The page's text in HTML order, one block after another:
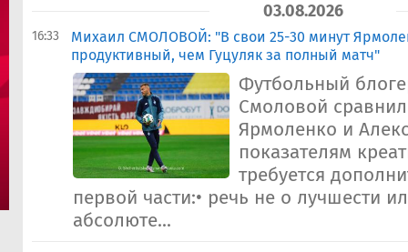
03.08.2026
16:33
Михаил СМОЛОВОЙ: "В свои 25-30 минут
продуктивный, чем Гуцуляк за полный матч"
Футбольный
Смоловой
Ярмоленко и
показателям
требуется
первой части:• речь не о лучшести
абсолюте...